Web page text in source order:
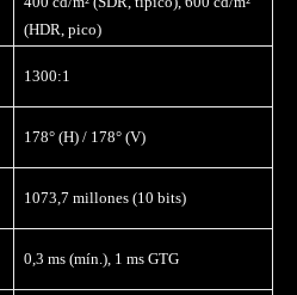
(HDR, pico)
1300:1
178° (H) / 178° (V)
1073,7 millones (10 bits)
0,3 ms (mín.), 1 ms GTG